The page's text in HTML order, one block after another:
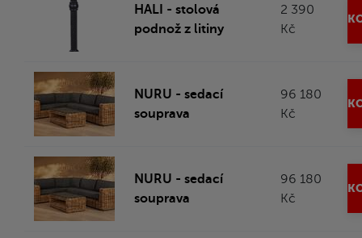
HALI - stolová
podnož z litiny
2 390
Kč
NURU - sedací
souprava
96 180
Kč
NURU - sedací
souprava
96 180
Kč